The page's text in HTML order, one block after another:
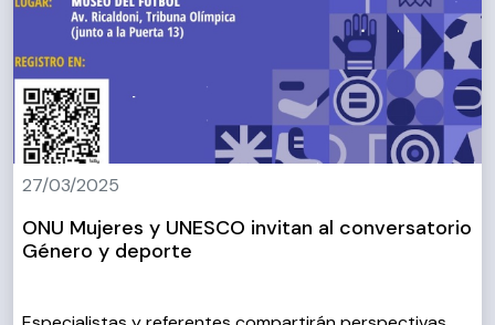
27/03/2025
ONU Mujeres y UNESCO invitan al conversatorio
Género y deporte